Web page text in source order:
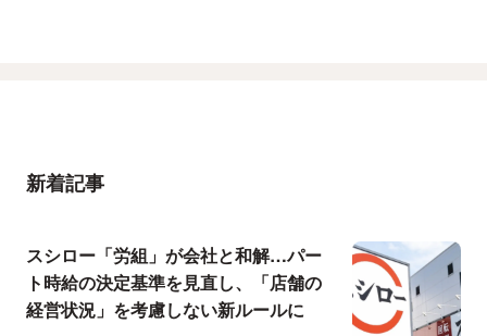
新着記事
スシロー「労組」が会社と和解…パー
ト時給の決定基準を見直し、「店舗の
経営状況」を考慮しない新ルールに